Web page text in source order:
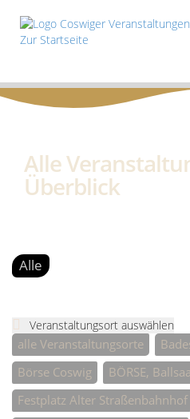
Alle
Überblick
Alle
Veranstaltungsort auswählen
alle Veranstaltungsorte
Börse Coswig
BÖRSE,
Festplatz Alter Straßenbahnhof